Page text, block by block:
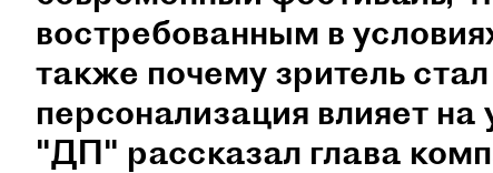
востребованным в
также почему зритель
персонализация влияет
"ДП" рассказал глава